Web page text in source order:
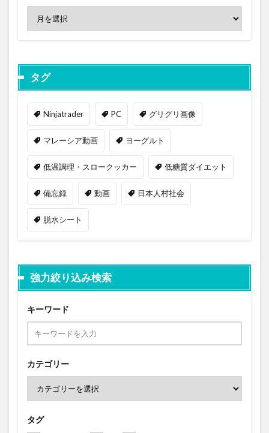
タグ
Ninjatrader PC グリグリ画像
マレーシア動画 ヨーグルト
低温調理・スロークッカー 低糖質ダイエット
備忘録 動画 日本人村社会
脱水シート
強力絞り込み検索
キーワード
カテゴリー
タグ